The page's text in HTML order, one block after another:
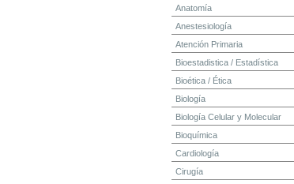
Anatomía
Anestesiología
Atención Primaria
Bioestadistica / Estadística
Bioética / Ética
Biología
Biología Celular y Molecular
Bioquímica
Cardiología
Cirugía